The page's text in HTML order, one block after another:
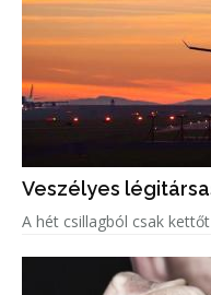
Veszélyes
A hét csillagból csak